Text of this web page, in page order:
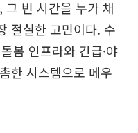
그 빈 시간을 누가 채
절실한 고민이다. 수
봄 인프라와 긴급·야
한 시스템으로 메우